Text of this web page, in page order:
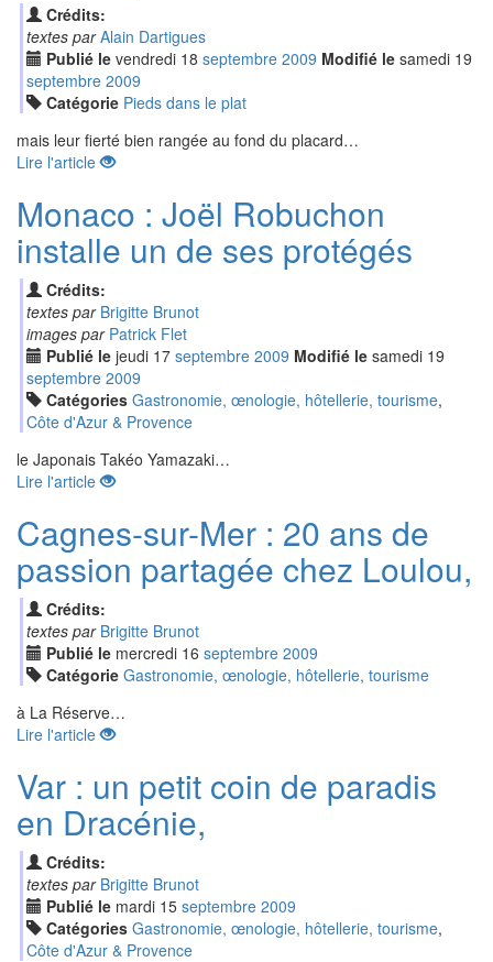
Crédits:
textes par Alain Dartigues
Publié le vendredi 18 septembre 2009 Modifié le samedi 19
septembre 2009
Catégorie Pieds dans le plat
mais leur fierté bien rangée au fond du placard…
Lire l'article
Monaco : Joël Robuchon
installe un de ses protégés
Crédits:
textes par Brigitte Brunot
images par Patrick Flet
Publié le jeudi 17 septembre 2009 Modifié le samedi 19
septembre 2009
Catégories Gastronomie, œnologie, hôtellerie, tourisme,
Côte d'Azur & Provence
le Japonais Takéo Yamazaki…
Lire l'article
Cagnes-sur-Mer : 20 ans de
passion partagée chez Loulou,
Crédits:
textes par Brigitte Brunot
Publié le mercredi 16 septembre 2009
Catégorie Gastronomie, œnologie, hôtellerie, tourisme
à La Réserve…
Lire l'article
Var : un petit coin de paradis
en Dracénie,
Crédits:
textes par Brigitte Brunot
Publié le mardi 15 septembre 2009
Catégories Gastronomie, œnologie, hôtellerie, tourisme,
Côte d'Azur & Provence